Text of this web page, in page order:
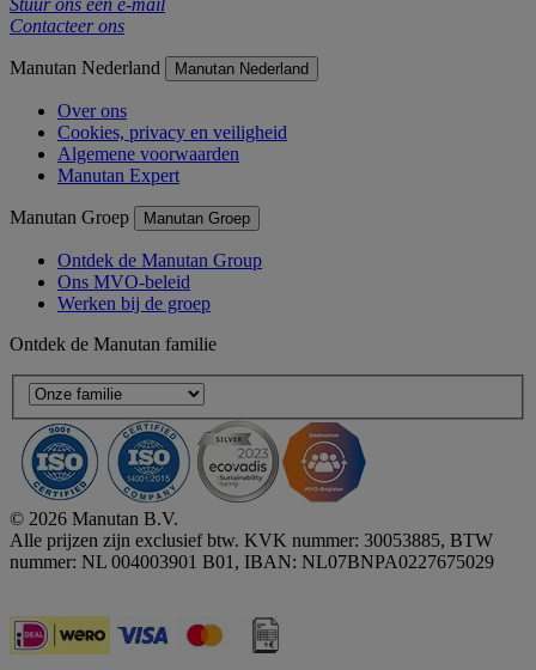
Contacteer ons
Manutan Nederland Manutan Nederland
Over ons
Cookies, privacy en veiligheid
Algemene voorwaarden
Manutan Expert
Manutan Groep Manutan Groep
Ontdek de Manutan Group
Ons MVO-beleid
Werken bij de groep
Ontdek de Manutan familie
© 2026 Manutan B.V.
Alle prijzen zijn exclusief btw. KVK nummer: 30053885, BTW
nummer: NL 004003901 B01, IBAN: NL07BNPA0227675029